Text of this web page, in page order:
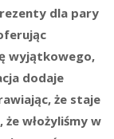
dla pary
wyjątkowego,
dodaje
że staje
włożyliśmy w